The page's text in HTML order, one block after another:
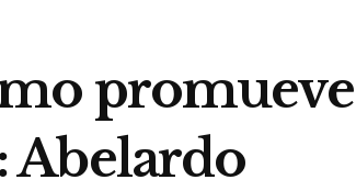
promueve